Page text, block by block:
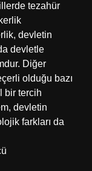
tezahür
devletin
devletle
Diğer
olduğu bazı
bir tercih
devletin
farkları da